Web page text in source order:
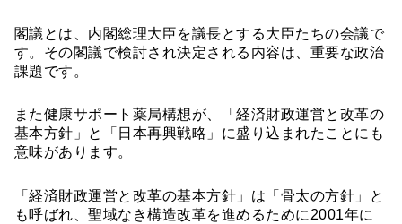
閣議とは、内閣総理大臣を議長とする大臣たちの会議で
す。その閣議で検討され決定される内容は、重要な政治
課題です。
また健康サポート薬局構想が、「経済財政運営と改革の
基本方針」と「日本再興戦略」に盛り込まれたことにも
意味があります。
「経済財政運営と改革の基本方針」は「骨太の方針」と
も呼ばれ、聖域なき構造改革を進めるために2001年に